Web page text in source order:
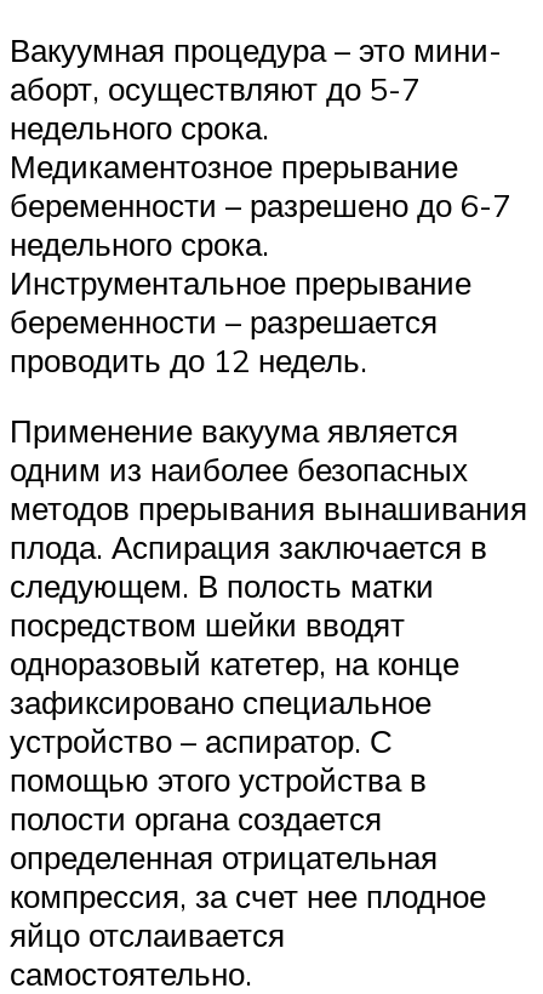
Вакуумная процедура – это мини-
аборт, осуществляют до 5-7
недельного срока.
Медикаментозное прерывание
беременности – разрешено до 6-7
недельного срока.
Инструментальное прерывание
беременности – разрешается
проводить до 12 недель.
Применение вакуума является
одним из наиболее безопасных
методов прерывания вынашивания
плода. Аспирация заключается в
следующем. В полость матки
посредством шейки вводят
одноразовый катетер, на конце
зафиксировано специальное
устройство – аспиратор. С
помощью этого устройства в
полости органа создается
определенная отрицательная
компрессия, за счет нее плодное
яйцо отслаивается
самостоятельно.